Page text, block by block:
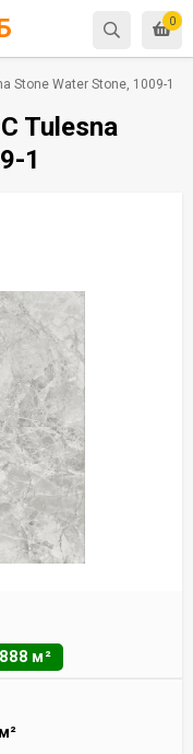
0
Stone Water Stone, 1009-1
Tulesna
1
м²
м²